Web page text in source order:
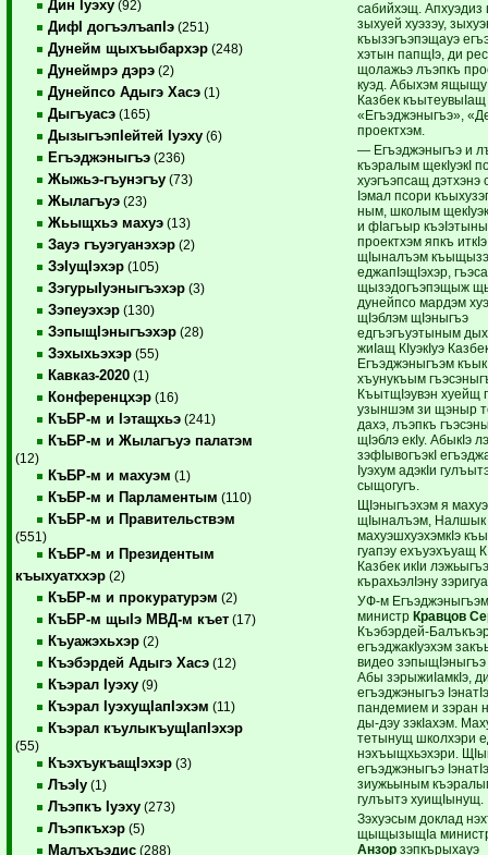
Дин Iуэху (92)
ДифI догъэлъапIэ (251)
Дунейм щыхъыбархэр (248)
Дунеймрэ дэрэ (2)
Дунейпсо Адыгэ Хасэ (1)
Дыгъуасэ (165)
ДызыгъэпIейтей Iуэху (6)
Егъэджэныгъэ (236)
Жыжьэ-гъунэгъу (73)
Жылагъуэ (23)
Жьыщхьэ махуэ (13)
Зауэ гъуэгуанэхэр (2)
ЗэIущIэхэр (105)
ЗэгурыIуэныгъэхэр (3)
Зэпеуэхэр (130)
ЗэпыщIэныгъэхэр (28)
Зэхыхьэхэр (55)
Кавказ-2020 (1)
Конференцхэр (16)
КъБР-м и Iэтащхьэ (241)
КъБР-м и Жылагъуэ палатэм
(12)
КъБР-м и махуэм (1)
КъБР-м и Парламентым (110)
КъБР-м и Правительствэм
(551)
КъБР-м и Президентым
къыхуатххэр (2)
КъБР-м и прокуратурэм (2)
КъБР-м щыIэ МВД-м къет (17)
Къуажэхьхэр (2)
Къэбэрдей Адыгэ Хасэ (12)
Къэрал Iуэху (9)
Къэрал IуэхущIапIэхэм (11)
Къэрал къулыкъущIапIэхэр
(55)
КъэхъукъащIэхэр (3)
ЛъэIу (1)
Лъэпкъ Iуэху (273)
Лъэпкъхэр (5)
Малъхъэдис (288)
сабийхэщ. Апхуэдиз
зыхуей хуэзэу,
къызэгъэпэщауэ
хэтын папщIэ, ди
щолажьэ лъэпкъ
куэд. Абыхэм ящыщу
Казбек къытеувыIащ
«Егъэджэныгъэ»,
проектхэм.
— Егъэджэныгъэ и
къэралым щекIуэкI
хуэгъэпсащ дэтхэнэ
Iэмал псори
ным, школым
и фIагъыр
проектхэм япкъ
щIыналъэм
еджапIэщIэхэр,
щызэдогъэпэщыж
дунейпсо мардэм
щIэблэм щIэныгъэ
едгъэгъуэтыным
жиIащ КIуэкIуэ
Егъэджэныгъэм
хъунукъым
КъытщIэувэн хуейщ
узыншэм зи щэныр
дахэ, лъэпкъ
щIэблэ екIу. АбыкIэ
зэфIывогъэкI
Iуэхум адэкIи
сыщогугъ.
ЩIэныгъэхэм я
щIыналъэм, Налшык
махуэшхуэхэмкIэ
гуапэу ехъуэхъуащ
Казбек икIи
кърахьэлIэну
УФ-м
министр Кравцов
Къэбэрдей-
егъэджакIуэхэм
видео
Абы зэрыжиIамкIэ,
егъэджэныгъэ
пандемием и зэран
ды-дэу зэкIахэм.
тетынущ школхэри
нэхъыщхьэхэри.
егъэджэныгъэ
зиужьыным
гулъытэ хуищIынущ.
Зэхуэсым доклад
щыщызыщIа
Анзорзэпкърыхауэ